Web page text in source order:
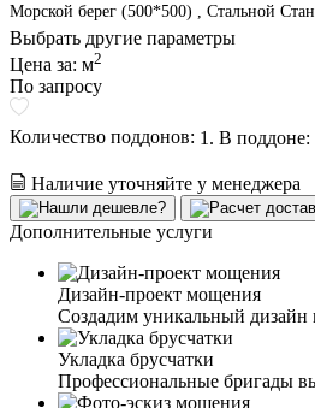
Морской берег (500*500) , Стальной
Выбрать другие параметры
Цена за: м2
По запросу
Количество поддонов: 1. В поддоне:
Наличие уточняйте у менеджера
Дополнительные услуги
Дизайн-проект мощения
Создадим уникальный
Укладка брусчатки
Профессиональные бригады